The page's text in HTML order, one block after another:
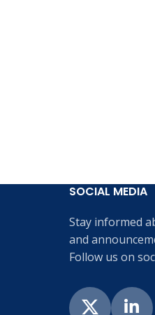
SOCIAL MEDIA
Stay informed
and
Follow us on